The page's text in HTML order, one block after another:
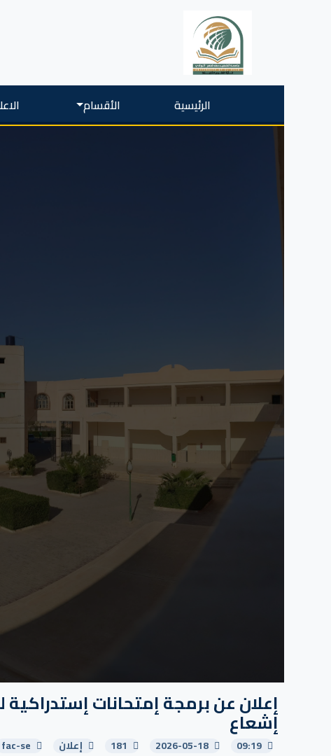
الرئيسية الأقسام
إشعاع
09:19
2026-05-18
181 إعلان fac-se